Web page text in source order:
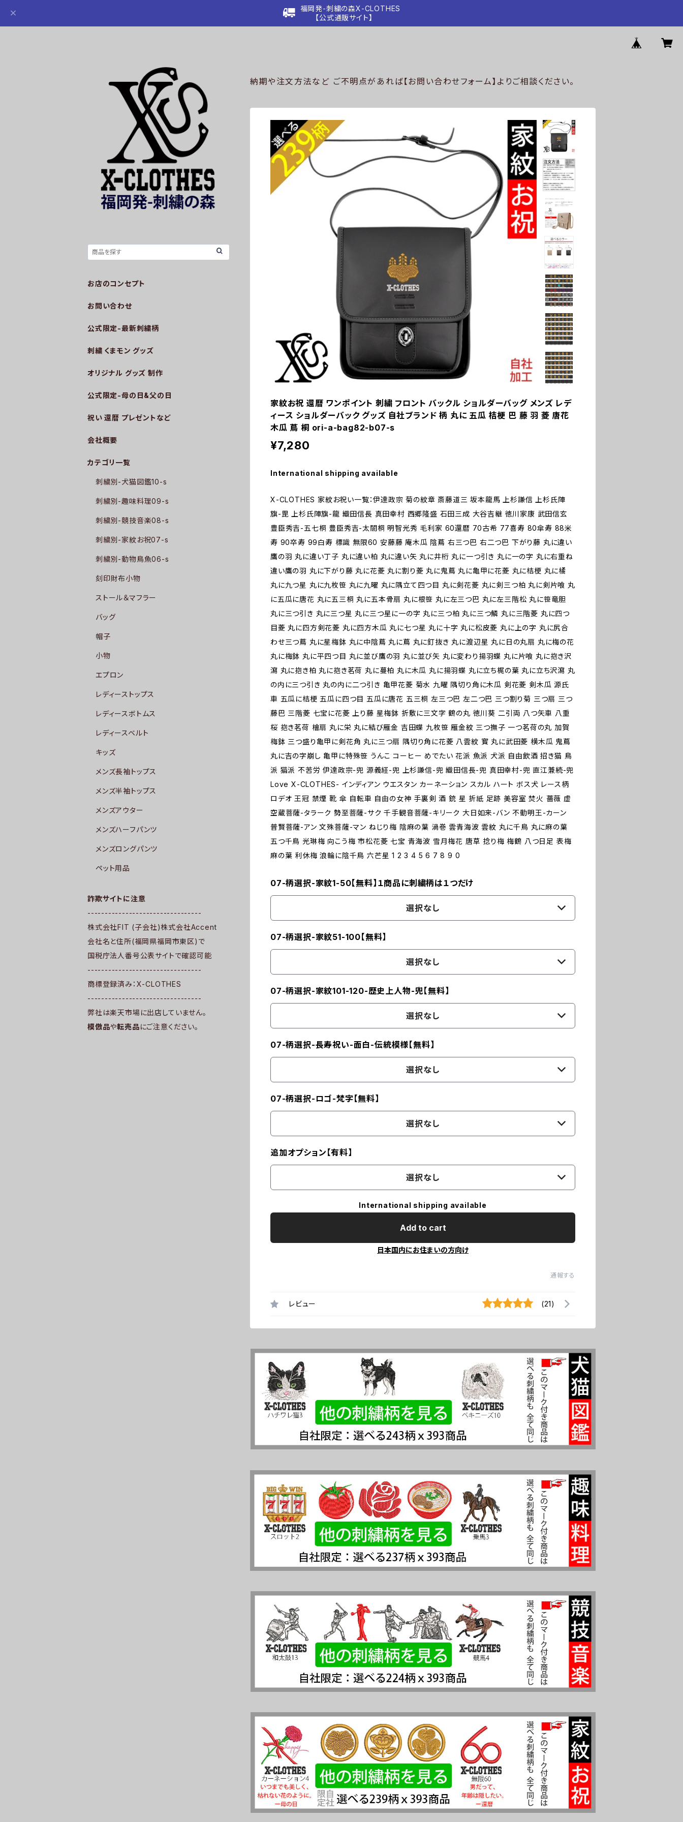
福岡発-刺繍の森X-CLOTHES
【公式通販サイト】
納期や注文方法など ご不明点があれば【お問い合わせフォーム】よりご相談ください。
家紋お祝 還暦 ワンポイント 刺繍 フロント バックル ショルダーバッグ メンズ レデ
ィース ショルダーバック グッズ 自社ブランド 柄 丸に 五瓜 桔梗 巴 藤 羽 菱 唐花
木瓜 蔦 桐 ori-a-bag82-b07-s
¥7,280
International shipping available
X-CLOTHES 家紋お祝い一覧：伊達政宗 菊の紋章 斎藤道三 坂本龍馬 上杉謙信 上杉氏陣
旗-毘 上杉氏陣旗-龍 織田信長 真田幸村 西郷隆盛 石田三成 大谷吉継 徳川家康 武田信玄
豊臣秀吉-五七桐 豊臣秀吉-太閤桐 明智光秀 毛利家 60還暦 70古希 77喜寿 80傘寿 88米
寿 90卒寿 99白寿 標識 無限60 安藤藤 庵木瓜 陰蔦 右三つ巴 右二つ巴 下がり藤 丸に違い
鷹の羽 丸に違い丁子 丸に違い柏 丸に違い矢 丸に井桁 丸に一つ引き 丸に一の字 丸に右重ね
違い鷹の羽 丸に下がり藤 丸に花菱 丸に割り菱 丸に鬼蔦 丸に亀甲に花菱 丸に桔梗 丸に橘
丸に九つ星 丸に九枚笹 丸に九曜 丸に隅立て四つ目 丸に剣花菱 丸に剣三つ柏 丸に剣片喰 丸
に五瓜に唐花 丸に五三桐 丸に五本骨扇 丸に根笹 丸に左三つ巴 丸に左三階松 丸に笹竜胆
丸に三つ引き 丸に三つ星 丸に三つ星に一の字 丸に三つ柏 丸に三つ鱗 丸に三階菱 丸に四つ
目菱 丸に四方剣花菱 丸に四方木瓜 丸に七つ星 丸に十字 丸に松皮菱 丸に上の字 丸に尻合
わせ三つ蔦 丸に星梅鉢 丸に中陰蔦 丸に蔦 丸に釘抜き 丸に渡辺星 丸に日の丸扇 丸に梅の花
丸に梅鉢 丸に平四つ目 丸に並び鷹の羽 丸に並び矢 丸に変わり揚羽蝶 丸に片喰 丸に抱き沢
瀉 丸に抱き柏 丸に抱き茗荷 丸に蔓柏 丸に木瓜 丸に揚羽蝶 丸に立ち梶の葉 丸に立ち沢瀉 丸
の内に三つ引き 丸の内に二つ引き 亀甲花菱 菊水 九曜 隅切り角に木瓜 剣花菱 剣木瓜 源氏
車 五瓜に桔梗 五瓜に四つ目 五瓜に唐花 五三桐 左三つ巴 左二つ巴 三つ割り菊 三つ扇 三つ
藤巴 三階菱 七宝に花菱 上り藤 星梅鉢 折敷に三文字 鶴の丸 徳川葵 二引両 八つ矢車 八重
桜 抱き茗荷 檜扇 丸に栄 丸に結び雁金 吉田蝶 九枚笹 雁金紋 三つ撫子 一つ茗荷の丸 加賀
梅鉢 三つ盛り亀甲に剣花角 丸に三つ扇 隅切り角に花菱 八雲紋 寳 丸に武田菱 横木瓜 鬼蔦
丸に吉の字崩し 亀甲に特殊笹 うんこ コーヒー めでたい 花派 魚派 犬派 自由飲酒 招き猫 鳥
派 猫派 不苦労 伊達政宗-兜 源義経-兜 上杉謙信-兜 織田信長-兜 真田幸村-兜 直江兼続-兜
Love X-CLOTHES- インディアン ウエスタン カーネーション スカル ハート ボス犬 レース柄
ロデオ 王冠 禁煙 靴 傘 自転車 自由の女神 手裏剣 酒 銃 星 折紙 足跡 美容室 焚火 薔薇 虚
空蔵菩薩-タラーク 勢至菩薩-サク 千手観音菩薩-キリーク 大日如来-バン 不動明王-カーン
普賢菩薩-アン 文殊菩薩-マン ねじり梅 陰麻の葉 渦巻 雲青海波 雲紋 丸に千鳥 丸に麻の葉
五つ千鳥 光琳梅 向こう梅 市松花菱 七宝 青海波 雪月梅花 唐草 捻り梅 梅鶴 八つ日足 表梅
麻の葉 利休梅 浪輪に陰千鳥 六芒星 1 2 3 4 5 6 7 8 9 0
07-柄選択-家紋1-50【無料】１商品に刺繍柄は１つだけ
選択なし
07-柄選択-家紋51-100【無料】
選択なし
07-柄選択-家紋101-120-歴史上人物-兜【無料】
選択なし
07-柄選択-長寿祝い-面白-伝統模様【無料】
選択なし
07-柄選択-ロゴ-梵字【無料】
選択なし
追加オプション【有料】
選択なし
International shipping available
Add to cart
日本国内にお住まいの方向け
通報する
レビュー (21)
お店のコンセプト
お問い合わせ
公式限定-最新刺繍柄
刺繍 くまモン グッズ
オリジナル グッズ 制作
公式限定-母の日&父の日
祝い 還暦 プレゼントなど
会社概要
カテゴリ一覧
刺繍別-犬猫図鑑10-s
刺繍別-趣味料理09-s
刺繍別-競技音楽08-s
刺繍別-家紋お祝07-s
刺繍別-動物鳥魚06-s
刻印財布小物
ストール＆マフラー
バッグ
帽子
小物
エプロン
レディーストップス
レディースボトムス
レディースベルト
キッズ
メンズ長袖トップス
メンズ半袖トップス
メンズアウター
メンズハーフパンツ
メンズロングパンツ
ペット用品
詐欺サイトに注意
---------------------------------
株式会社FIT (子会社)株式会社Accent
会社名と住所(福岡県福岡市東区)で
国税庁法人番号公表サイトで確認可能
---------------------------------
商標登録済み：X-CLOTHES
---------------------------------
弊社は楽天市場に出店していません。
模倣品や転売品にご注意ください。